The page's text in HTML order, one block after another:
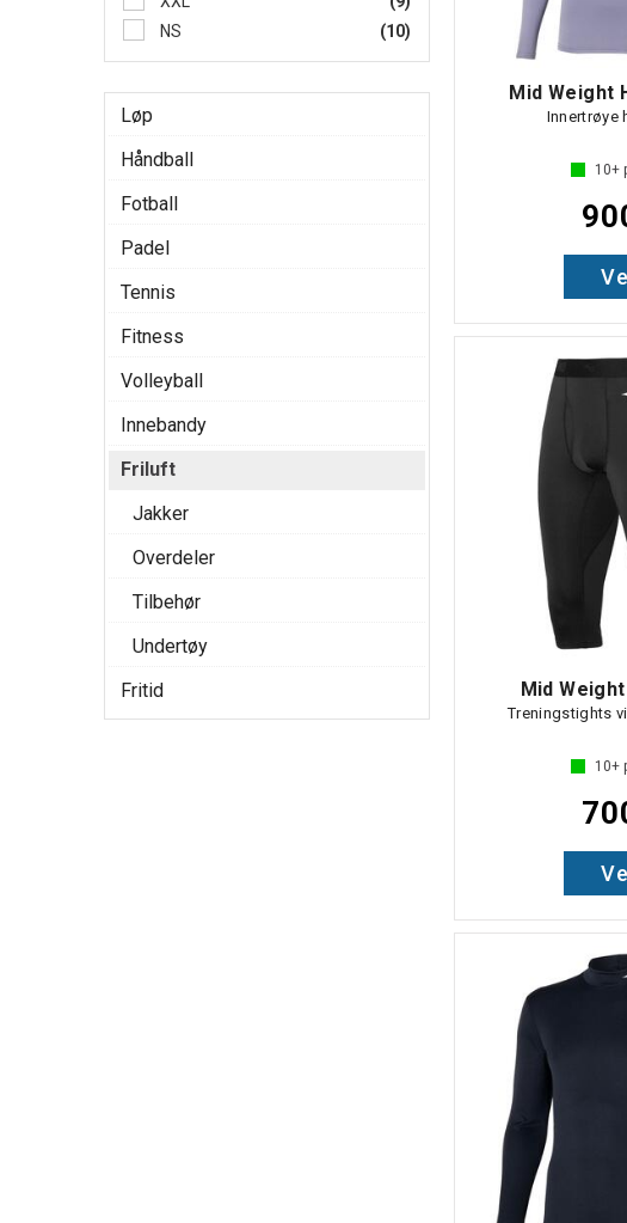
NS
(10)
Løp
Håndball
Fotball
Padel
Tennis
Fitness
Volleyball
Innebandy
Friluft
Jakker
Overdeler
Tilbehør
Undertøy
Fritid
Mid Weight
Innertrøye
10+
Mid
Treningstights
10+